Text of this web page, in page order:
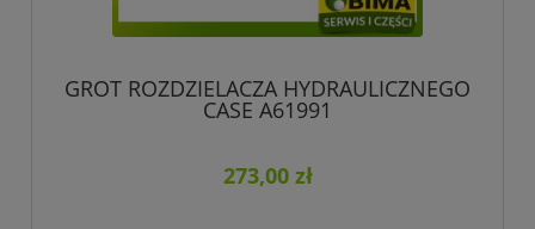
GROT ROZDZIELACZA HYDRAULICZNEGO
CASE A61991
273,00 zł